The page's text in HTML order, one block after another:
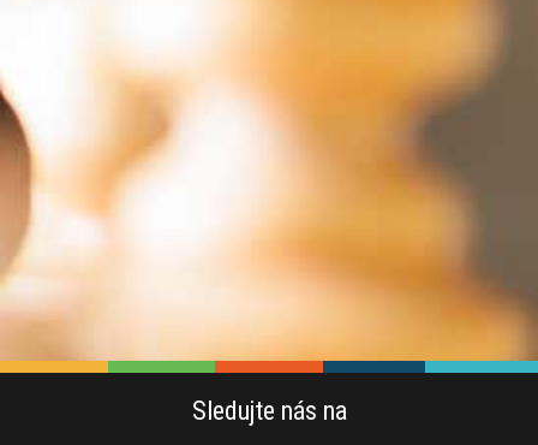
Sledujte nás na